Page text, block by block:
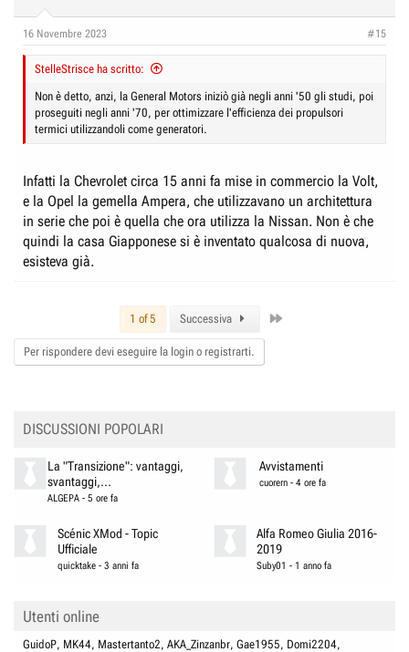
s
16 Novembre 2023 #15
StelleStrisce ha scritto:
Non è detto, anzi, la General Motors iniziò già negli anni '50 gli studi, poi
proseguiti negli anni '70, per ottimizzare l'efficienza dei propulsori
termici utilizzandoli come generatori.
Infatti la Chevrolet circa 15 anni fa mise in commercio la Volt,
e la Opel la gemella Ampera, che utilizzavano un architettura
in serie che poi è quella che ora utilizza la Nissan. Non è che
quindi la casa Giapponese si è inventato qualcosa di nuova,
esisteva già.
1 of 5 Successiva
Per rispondere devi eseguire la login o registrarti.
DISCUSSIONI POPOLARI
La "Transizione": vantaggi,
svantaggi,...
ALGEPA- 5 ore fa
Avvistamenti
cuorern - 4 ore fa
Scénic XMod - Topic
Ufficiale
quicktake -3 anni fa
Alfa Romeo Giulia 2016-
2019
Suby01 - 1 anno fa
Utenti online
GuidoP MK44 Mastertanto2 AKA_Zinzanbr Gae1955 Domi2204